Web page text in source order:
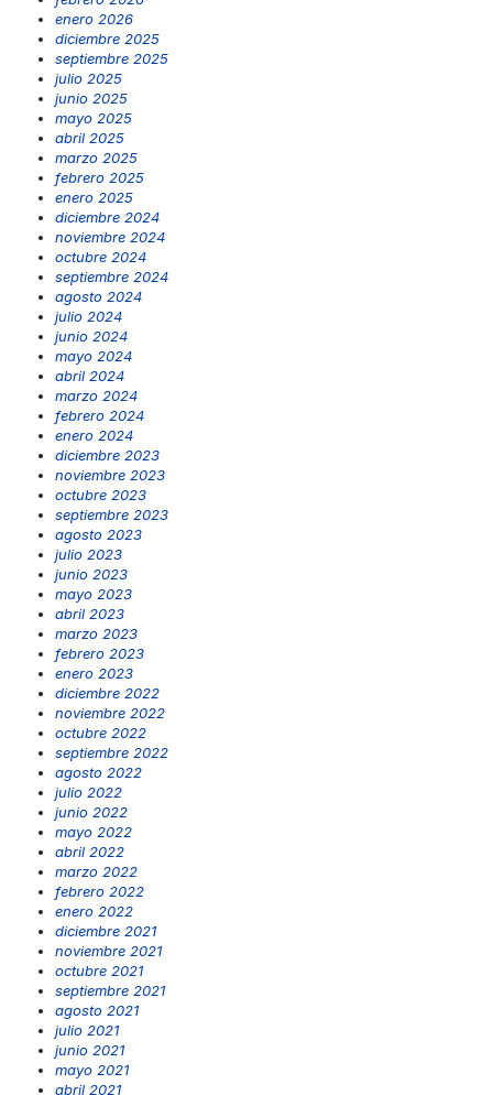
enero 2026
diciembre 2025
septiembre 2025
julio 2025
junio 2025
mayo 2025
abril 2025
marzo 2025
febrero 2025
enero 2025
diciembre 2024
noviembre 2024
octubre 2024
septiembre 2024
agosto 2024
julio 2024
junio 2024
mayo 2024
abril 2024
marzo 2024
febrero 2024
enero 2024
diciembre 2023
noviembre 2023
octubre 2023
septiembre 2023
agosto 2023
julio 2023
junio 2023
mayo 2023
abril 2023
marzo 2023
febrero 2023
enero 2023
diciembre 2022
noviembre 2022
octubre 2022
septiembre 2022
agosto 2022
julio 2022
junio 2022
mayo 2022
abril 2022
marzo 2022
febrero 2022
enero 2022
diciembre 2021
noviembre 2021
octubre 2021
septiembre 2021
agosto 2021
julio 2021
junio 2021
mayo 2021
abril 2021